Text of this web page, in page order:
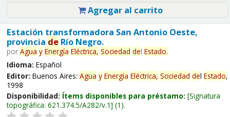
Agregar al carrito
Estación transformadora San Antonio Oeste,
provincia deRío Negro.
por Agua y Energía Eléctrica, Sociedad del Estado.
Idioma: Español
Editor: Buenos Aires: Agua y Energía Eléctrica, Sociedad del Estado,
1998
Disponibilidad: Ítems disponibles para préstamo: Signatura
topográfica: 621.374.5/A282/v.1 (1).